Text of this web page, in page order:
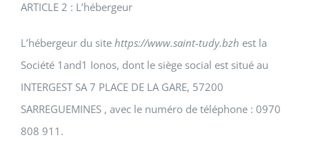
ARTICLE 2 : L’hébergeur
L’hébergeur du site https://www.saint-tudy.bzh est la
Société 1and1 Ionos, dont le siège social est situé au
INTERGEST SA 7 PLACE DE LA GARE, 57200
SARREGUEMINES , avec le numéro de téléphone : 0970
808 911.